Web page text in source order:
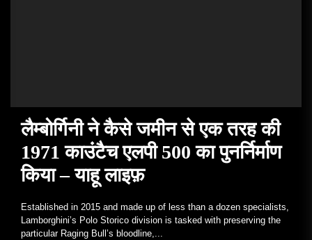
लैम्बोर्गिनी ने कैसे जमीन से एक तरह की
1971 काउंटैच एलपी 500 का पुनर्निर्माण
किया – याहू लाइफ़
Established in 2015 and made up of less than a dozen specialists,
Lamborghini’s Polo Storico division is tasked with preserving the
particular Raging Bull’s bloodline,...